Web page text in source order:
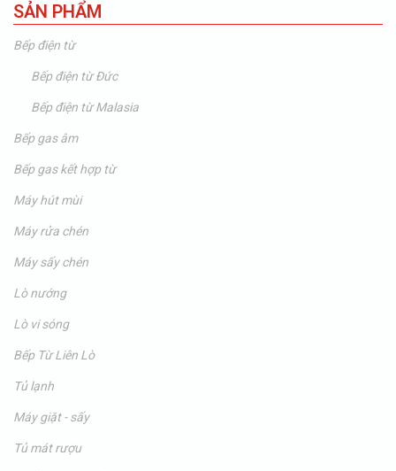
SẢN PHẨM
Bếp điện từ
Bếp điện từ Đức
Bếp điện từ Malasia
Bếp gas âm
Bếp gas kết hợp từ
Máy hút mùi
Máy rửa chén
Máy sấy chén
Lò nướng
Lò vi sóng
Bếp Từ Liên Lò
Tủ lạnh
Máy giặt - sấy
Tủ mát rượu